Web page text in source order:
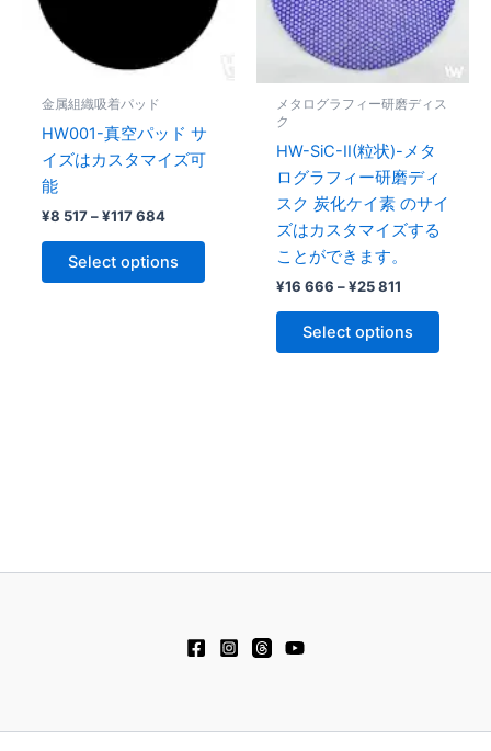
金属組織吸着パッド
HW001-真空パッド サ
イズはカスタマイズ可
能
¥8 517 – ¥117 684
Select options
The
メタログラフィー研磨ディス
ク
HW-SiC-II(粒状)-メタ
ログラフィー研磨ディ
スク 炭化ケイ素 のサイ
ズはカスタマイズする
ことができます。
¥16 666 – ¥25 811
Select options
The
may